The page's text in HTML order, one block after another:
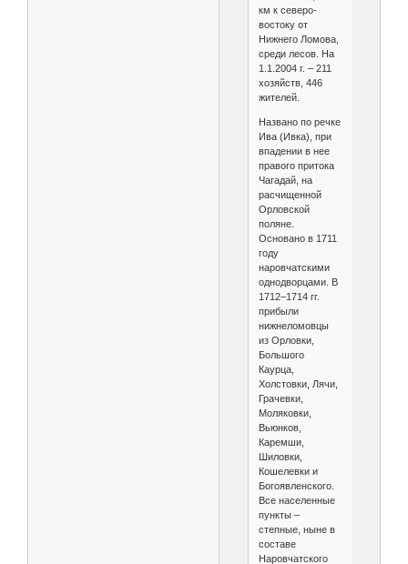
км к северо-
востоку от
Нижнего Ломова,
среди лесов. На
1.1.2004 г. – 211
хозяйств, 446
жителей.
Названо по речке
Ива (Ивка), при
впадении в нее
правого притока
Чагадай, на
расчищенной
Орловской
поляне.
Основано в 1711
году
наровчатскими
однодворцами. В
1712–1714 гг.
прибыли
нижнеломовцы
из Орловки,
Большого
Каурца,
Холстовки, Лячи,
Грачевки,
Моляковки,
Вьюнков,
Каремши,
Шиловки,
Кошелевки и
Богоявленского.
Все населенные
пункты –
степные, ныне в
составе
Наровчатского